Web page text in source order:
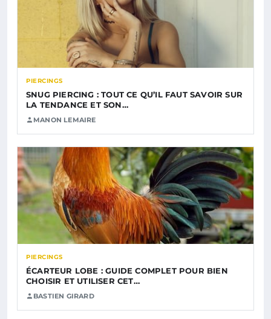
PIERCINGS
SNUG PIERCING : TOUT CE QU’IL FAUT SAVOIR SUR
LA TENDANCE ET SON…
MANON LEMAIRE
PIERCINGS
ÉCARTEUR LOBE : GUIDE COMPLET POUR BIEN
CHOISIR ET UTILISER CET…
BASTIEN GIRARD